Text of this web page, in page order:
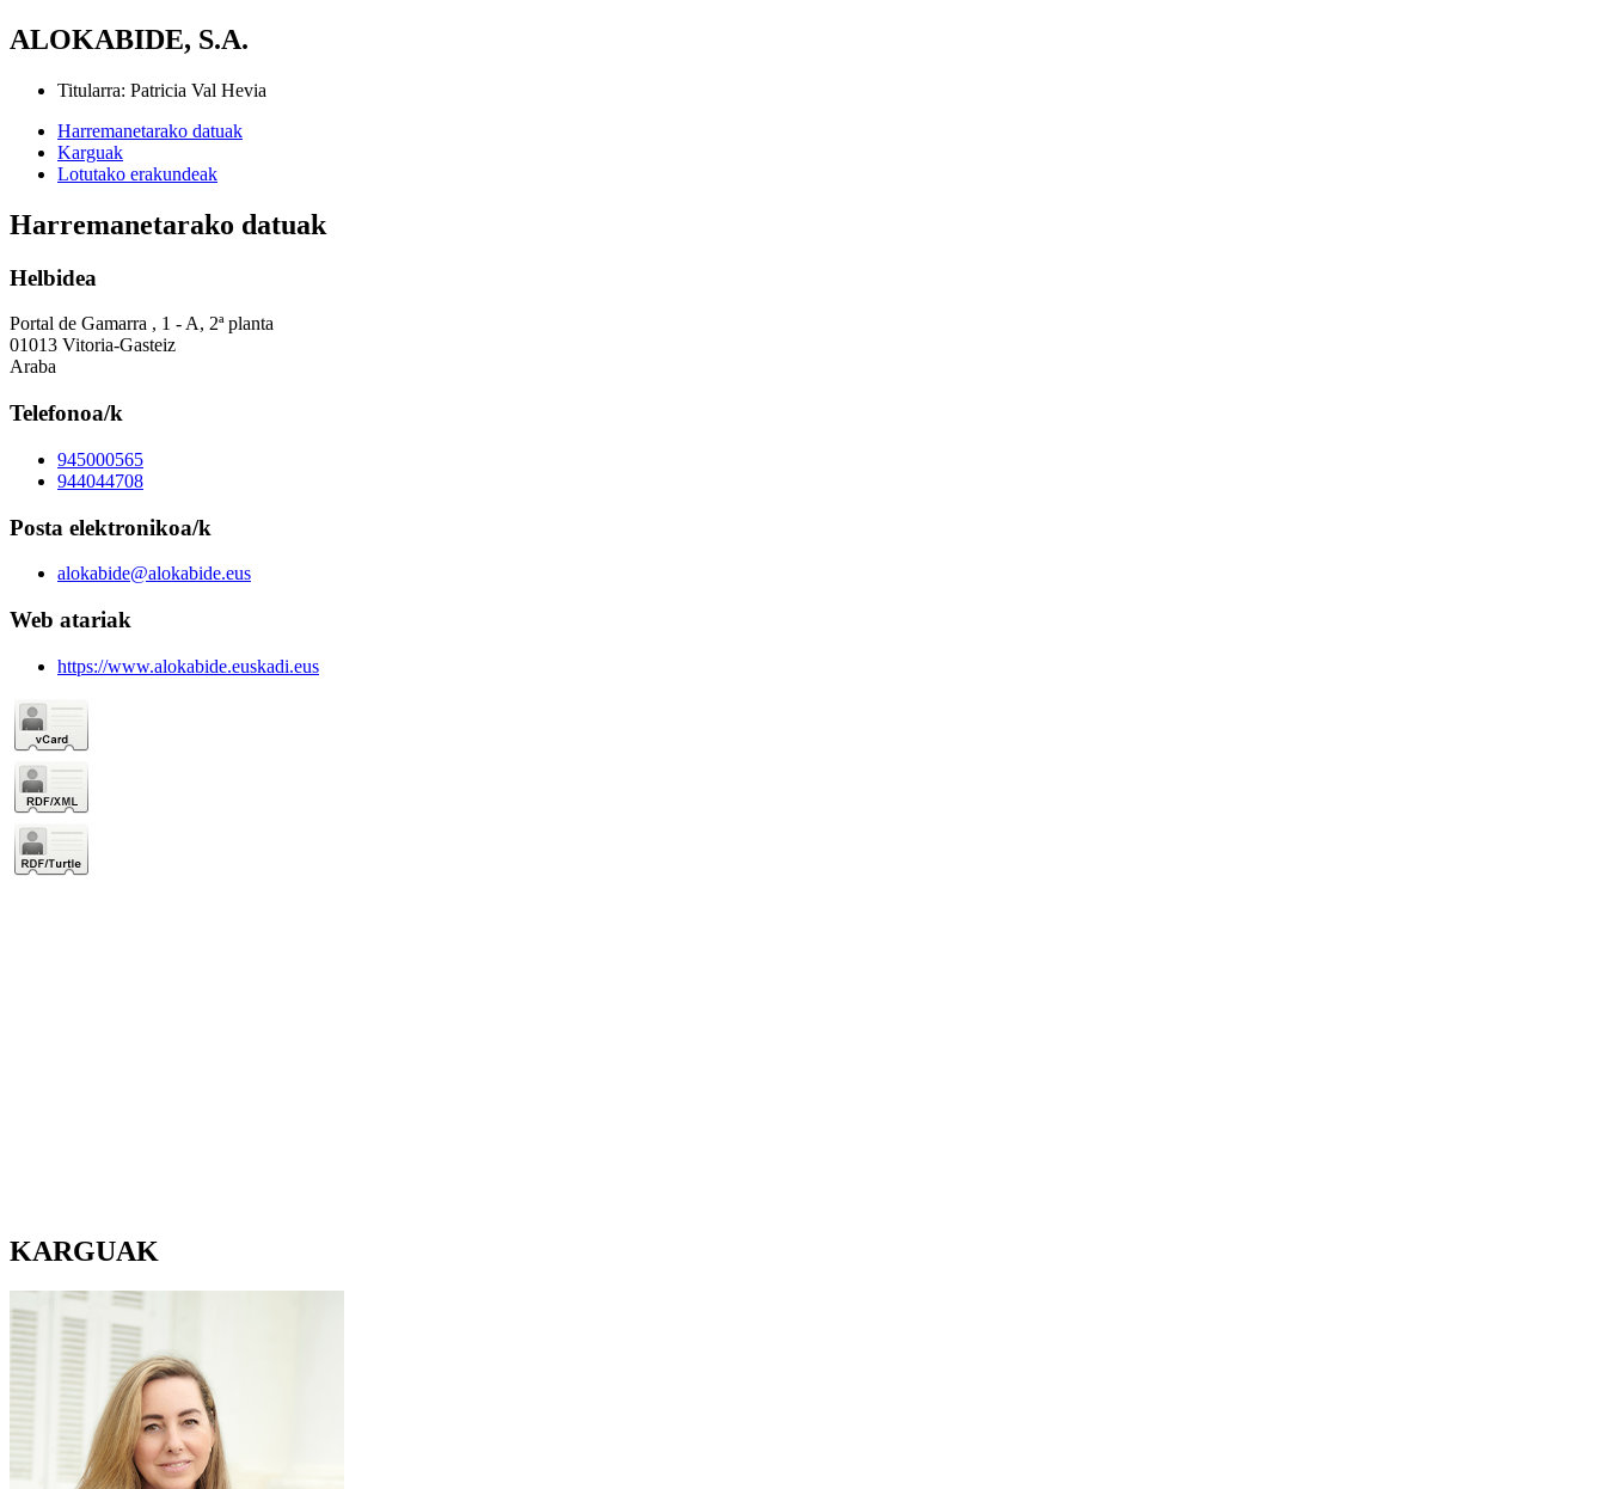
ALOKABIDE, S.A.
Titularra: Patricia Val Hevia
Harremanetarako datuak
Karguak
Lotutako erakundeak
Harremanetarako datuak
Helbidea
Portal de Gamarra , 1 - A, 2ª planta
01013 Vitoria-Gasteiz
Araba
Telefonoa/k
945000565
944044708
Posta elektronikoa/k
alokabide@alokabide.eus
Web atariak
https://www.alokabide.euskadi.eus
KARGUAK